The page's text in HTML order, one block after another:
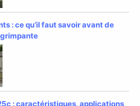
: ce qu’il faut savoir avant de
: caractéristiques, applications